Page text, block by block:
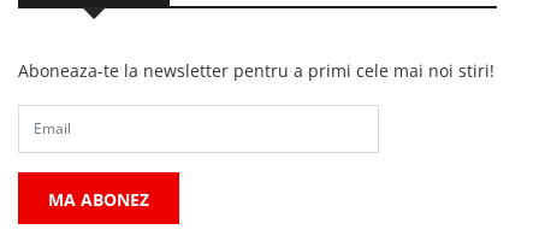
Aboneaza-te la newsletter pentru a primi cele mai noi stiri!
MA ABONEZ